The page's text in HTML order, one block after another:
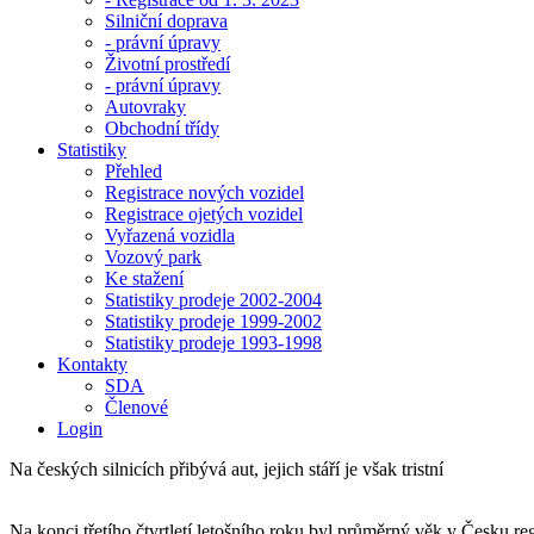
Silniční doprava
- právní úpravy
Životní prostředí
- právní úpravy
Autovraky
Obchodní třídy
Statistiky
Přehled
Registrace nových vozidel
Registrace ojetých vozidel
Vyřazená vozidla
Vozový park
Ke stažení
Statistiky prodeje 2002-2004
Statistiky prodeje 1999-2002
Statistiky prodeje 1993-1998
Kontakty
SDA
Členové
Login
Na českých silnicích přibývá aut, jejich stáří je však tristní